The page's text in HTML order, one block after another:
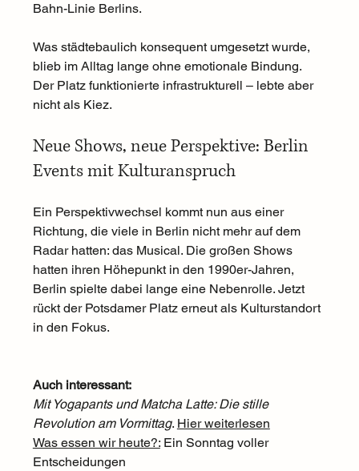
Bahn-Linie Berlins.
Was städtebaulich konsequent umgesetzt wurde,
blieb im Alltag lange ohne emotionale Bindung.
Der Platz funktionierte infrastrukturell – lebte aber
nicht als Kiez.
Neue Shows, neue Perspektive: Berlin
Events mit Kulturanspruch
Ein Perspektivwechsel kommt nun aus einer
Richtung, die viele in Berlin nicht mehr auf dem
Radar hatten: das Musical. Die großen Shows
hatten ihren Höhepunkt in den 1990er-Jahren,
Berlin spielte dabei lange eine Nebenrolle. Jetzt
rückt der Potsdamer Platz erneut als Kulturstandort
in den Fokus.
Auch interessant:
Mit Yogapants und Matcha Latte: Die stille
Revolution am Vormittag. Hier weiterlesen
Was essen wir heute?: Ein Sonntag voller
Entscheidungen